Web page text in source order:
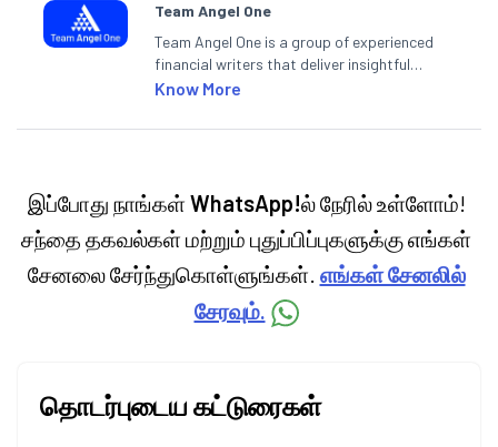
Team Angel One
Team Angel One is a group of experienced
financial writers that deliver insightful
articles on the stock market, IPO, economy,
categories.
Know More
இப்போது நாங்கள் WhatsApp!ல் நேரில் உள்ளோம்!
சந்தை தகவல்கள் மற்றும் புதுப்பிப்புகளுக்கு எங்கள்
சேனலை சேர்ந்துகொள்ளுங்கள். எங்கள் சேனலில்
சேரவும்.
தொடர்புடைய கட்டுரைகள்